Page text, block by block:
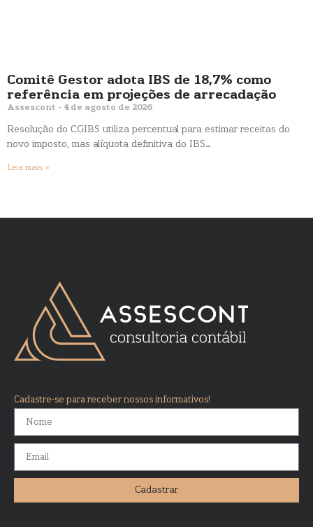
Comitê Gestor adota IBS de 18,7% como
referência em projeções de arrecadação
Assescont 4 de agosto de 2026
Resolução do CGIBS utiliza percentual para estimar receitas do
novo imposto, mas alíquota definitiva do IBS…
Leia mais »
Cadastre-se para receber nossos informativos!
Cadastrar